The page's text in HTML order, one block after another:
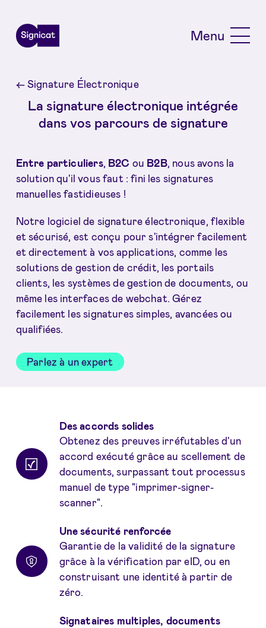
Menu
←Signature Électronique
La signature électronique intégrée
dans vos parcours de signature
Entre particuliers, B2C ou B2B, nous avons la
solution qu'il vous faut : fini les signatures
manuelles fastidieuses !
Notre logiciel de signature électronique, flexible
et sécurisé, est conçu pour s'intégrer facilement
et directement à vos applications, comme les
solutions de gestion de crédit, les portails
clients, les systèmes de gestion de documents, ou
même les interfaces de webchat. Gérez
facilement les signatures simples, avancées ou
qualifiées.
Parlez à un expert
Avantages
Des accords solides
Obtenez des preuves irréfutables d'un
accord exécuté grâce au scellement de
documents, surpassant tout processus
manuel de type "imprimer-signer-
scanner".
Une sécurité renforcée
Garantie de la validité de la signature
grâce à la vérification par eID, ou en
construisant une identité à partir de
zéro.
Signataires multiples, documents